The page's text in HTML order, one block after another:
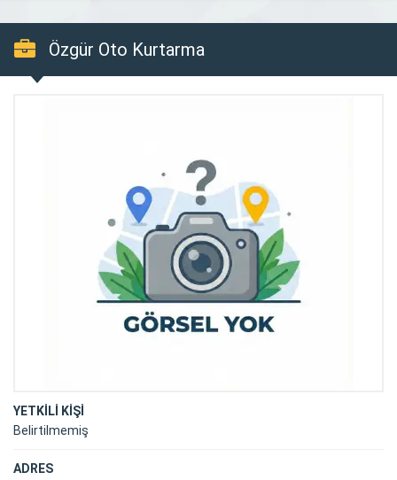
Özgür Oto Kurtarma
YETKİLİ KİŞİ
Belirtilmemiş
ADRES